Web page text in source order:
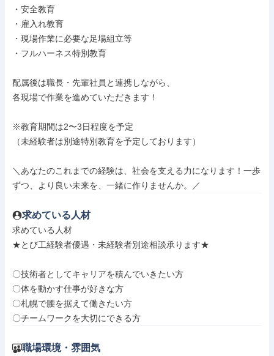
・安全教育
・雇入れ教育
・現場作業に必要な足場組立等
・フルハーネス特別教育
配属後は職長・先輩社員と連携しながら、
各現場で作業を進めていただきます！
※教育期間は2〜3日程度を予定
（未経験者は別途特別教育を予定しております）
＼あなたのこれまでの経験は、社会を支える力になります！一歩
ずつ、より良い未来を、一緒に作りませんか。／
求めている人材
求めている人材
★とび工経験者優遇・未経験者別途相談承ります★
〇技術者としてキャリアを積んでいきたい方
〇体を動かす仕事が好きな方
〇札幌で腰を据えて働きたい方
〇チームワークを大切にできる方
職場環境・雰囲気